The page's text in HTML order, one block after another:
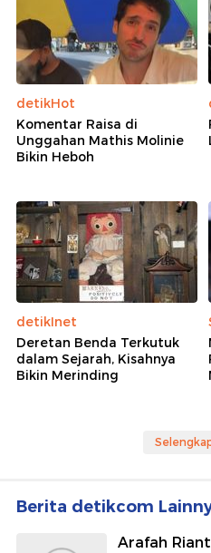
detikHot
Komentar Raisa di
Unggahan Mathis Molinie
Bikin Heboh
detikInet
Deretan Benda Terkutuk
dalam Sejarah, Kisahnya
Bikin Merinding
Berita detikcom
Arafah